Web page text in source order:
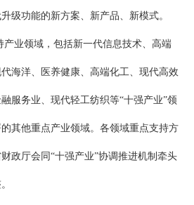
级功能的新方案、新产品、新模式。
产业领域，包括新一代信息技术、高端
海洋、医养健康、高端化工、现代高效
服务业、现代轻工纺织等“十强产业”领
其他重点产业领域。各领域重点支持方
政厅会同“十强产业”协调推进机制牵头